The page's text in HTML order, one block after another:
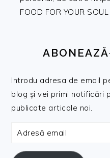
FOOD FOR YOUR SOUL
Introdu adresa de email
blog și vei primi notificări
publicate articole noi.
Adresă